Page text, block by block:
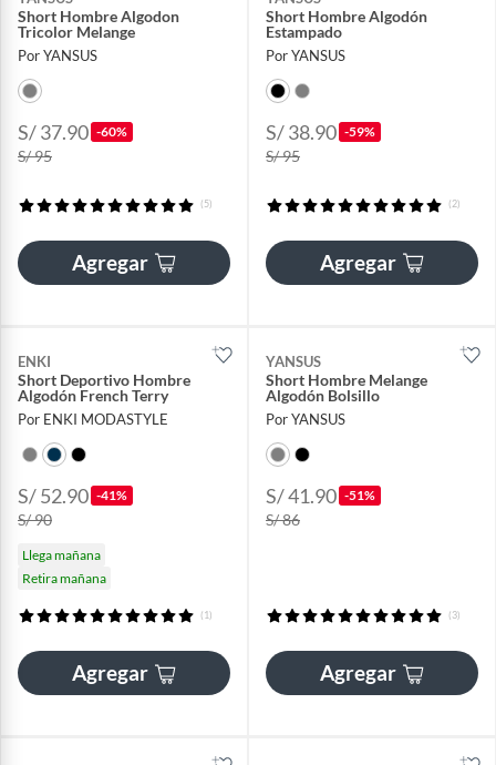
Short Hombre Algodon
Tricolor Melange
Por YANSUS
S/ 37.90 -60%
S/ 95
(5)
Agregar
Short Hombre Algodón
Estampado
Por YANSUS
S/ 38.90 -59%
S/ 95
(2)
Agregar
ENKI
Short Deportivo Hombre
Algodón French Terry
Por ENKI MODASTYLE
S/ 52.90 -41%
S/ 90
Llega mañana
Retira mañana
(1)
Agregar
YANSUS
Short Hombre Melange
Algodón Bolsillo
Por YANSUS
S/ 41.90 -51%
S/ 86
(3)
Agregar